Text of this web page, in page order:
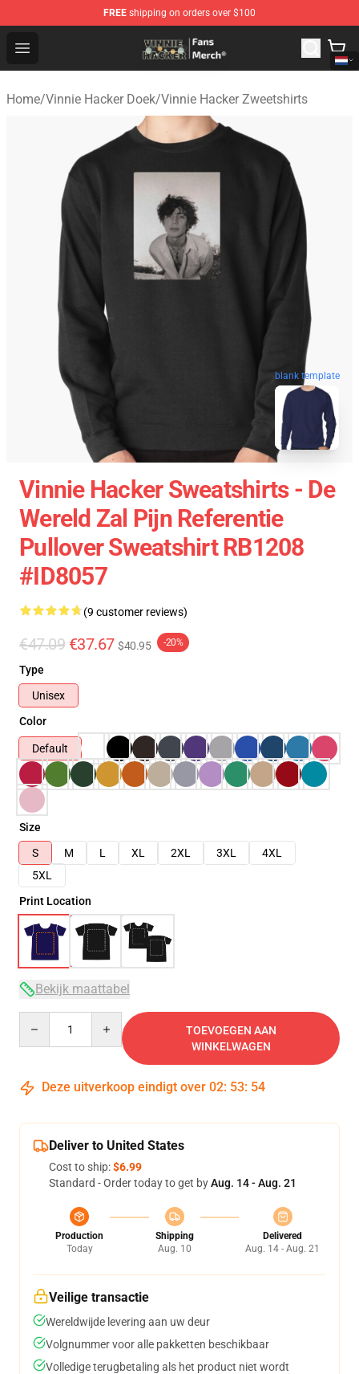
FREE shipping on orders over $100
Open menu
Vinnie Hacker Store - Official Vinnie Hacker Merchandise
Home/Vinnie Hacker Doek/Vinnie Hacker Zweetshirts
blank template
Vinnie Hacker Sweatshirts - De
Wereld Zal Pijn Referentie
Pullover Sweatshirt RB1208
#ID8057
(9 customer reviews)
€47.09 €37.67 $40.95 -20%
Type
Unisex
Color
Default
Size
S
M L XL 2XL 3XL
4XL
5XL
Print Location
Bekijk maattabel
TOEVOEGEN AAN
WINKELWAGEN
Deze uitverkoop eindigt over 02: 53: 53
Deliver to United States
Cost to ship:$6.99
Standard - Order today to get byAug. 14 - Aug. 21
Production
Today
Shipping
Aug. 10
Delivered
Aug. 14 - Aug. 21
Veilige transactie
Wereldwijde levering aan uw deur
Volgnummer voor alle pakketten beschikbaar
Volledige terugbetaling als het product niet wordt